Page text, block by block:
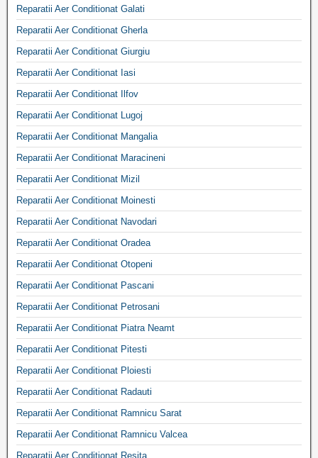
Reparatii Aer Conditionat Galati
Reparatii Aer Conditionat Gherla
Reparatii Aer Conditionat Giurgiu
Reparatii Aer Conditionat Iasi
Reparatii Aer Conditionat Ilfov
Reparatii Aer Conditionat Lugoj
Reparatii Aer Conditionat Mangalia
Reparatii Aer Conditionat Maracineni
Reparatii Aer Conditionat Mizil
Reparatii Aer Conditionat Moinesti
Reparatii Aer Conditionat Navodari
Reparatii Aer Conditionat Oradea
Reparatii Aer Conditionat Otopeni
Reparatii Aer Conditionat Pascani
Reparatii Aer Conditionat Petrosani
Reparatii Aer Conditionat Piatra Neamt
Reparatii Aer Conditionat Pitesti
Reparatii Aer Conditionat Ploiesti
Reparatii Aer Conditionat Radauti
Reparatii Aer Conditionat Ramnicu Sarat
Reparatii Aer Conditionat Ramnicu Valcea
Reparatii Aer Conditionat Resita